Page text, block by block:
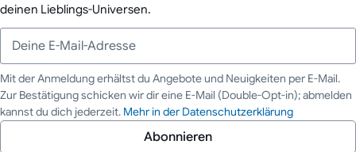
deinen Lieblings-Universen.
Deine E-Mail-Adresse
Mit der Anmeldung erhältst du Angebote und Neuigkeiten per E-Mail.
Zur Bestätigung schicken wir dir eine E-Mail (Double-Opt-in); abmelden
kannst du dich jederzeit. Mehr in der Datenschutzerklärung
Abonnieren